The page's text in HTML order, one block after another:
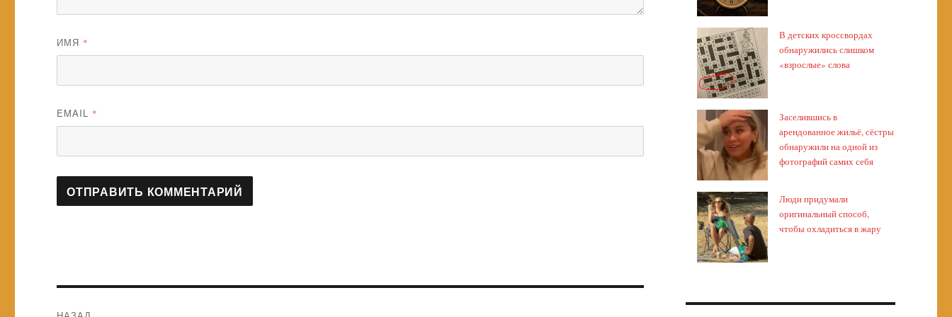
ИМЯ *
EMAIL *
В детских кроссвордах
обнаружились слишком
«взрослые» слова
Заселившись в
арендованное жильё, сёстры
обнаружили на одной из
фотографий самих себя
Люди придумали
оригинальный способ,
чтобы охладиться в жару